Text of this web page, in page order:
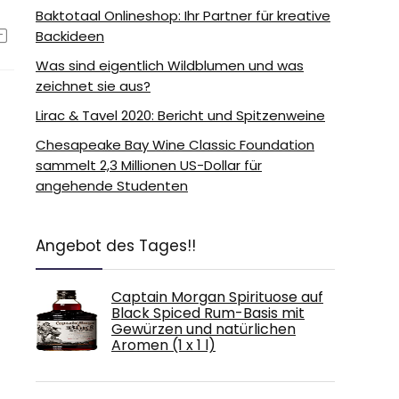
Baktotaal Onlineshop: Ihr Partner für kreative
Backideen
Was sind eigentlich Wildblumen und was
zeichnet sie aus?
Lirac & Tavel 2020: Bericht und Spitzenweine
Chesapeake Bay Wine Classic Foundation
sammelt 2,3 Millionen US-Dollar für
angehende Studenten
Angebot des Tages!!
Captain Morgan Spirituose auf
Black Spiced Rum-Basis mit
Gewürzen und natürlichen
Aromen (1 x 1 l)